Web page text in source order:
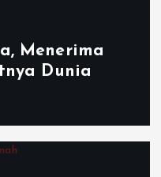
Menerima
Dunia